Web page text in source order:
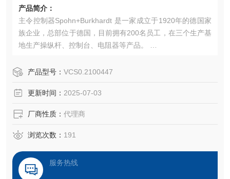
产品简介：
主令控制器Spohn+Burkhardt 是一家成立于1920年的德国家
族企业，总部位于德国，目前拥有200名员工，在三个生产基
地生产操纵杆、控制台、电阻器等产品。 ‌
主要产品包括：
线连接，适用于工程、农业等苛刻环境，具备自动复位、机
‌控制台‌：如MFK-MFA系列，专为狭长舱室设计，支持客户定
制配色和
产品型号： VCS0.2100447
更新时间： 2025-07-03
厂商性质： 代理商
浏览次数： 191
服务热线